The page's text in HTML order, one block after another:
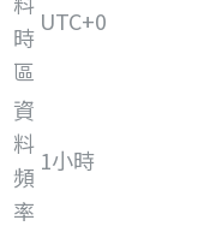
時
區
UTC+0
資
料
頻
率
1小時